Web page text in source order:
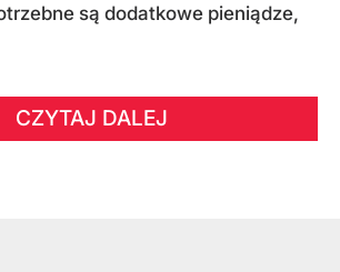
są dodatkowe pieniądze,
CZYTAJ DALEJ